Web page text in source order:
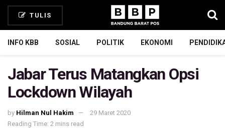
TULIS
INFO KBB SOSIAL POLITIK EKONOMI
Jabar Terus Matangkan Opsi
Lockdown Wilayah
by Hilman Nul Hakim
29 Maret 2020
Reading Time: 2 mins read